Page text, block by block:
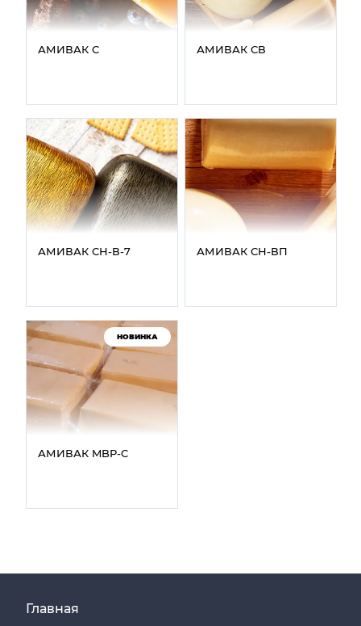
АМИВАК С АМИВАК СВ
АМИВАК СН‑В‑7 АМИВАК СН‑ВП
НОВИНКА
АМИВАК MBP‑C
Главная